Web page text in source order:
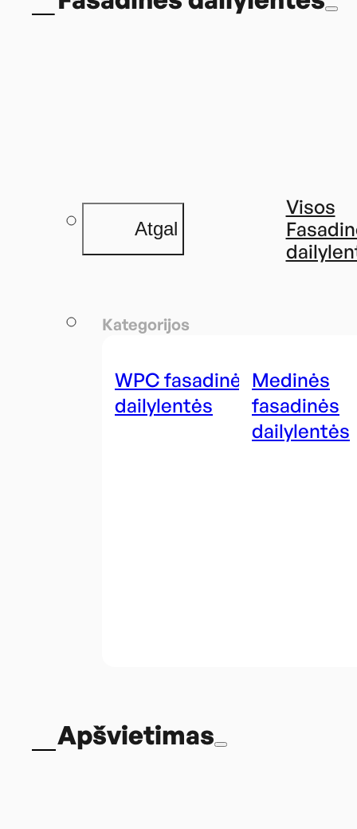
Atgal
Visos
Kategorijos
WPC fasadinės
dailylentės
Medinės
fasadinės
dailylentės
Apšvietimas